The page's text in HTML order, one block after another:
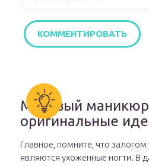
Матовый
оригинальные
Главное, помните, что
являются ухоженные ногти. В